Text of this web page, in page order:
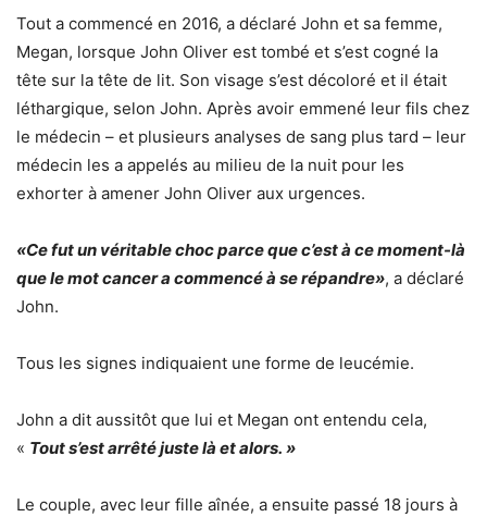
Tout a commencé en 2016, a déclaré John et sa femme,
Megan, lorsque John Oliver est tombé et s’est cogné la
tête sur la tête de lit. Son visage s’est décoloré et il était
léthargique, selon John. Après avoir emmené leur fils chez
le médecin – et plusieurs analyses de sang plus tard – leur
médecin les a appelés au milieu de la nuit pour les
exhorter à amener John Oliver aux urgences.
«Ce fut un véritable choc parce que c’est à ce moment-là
que le mot cancer a commencé à se répandre», a déclaré
John.
Tous les signes indiquaient une forme de leucémie.
John a dit aussitôt que lui et Megan ont entendu cela,
« Tout s’est arrêté juste là et alors. »
Le couple, avec leur fille aînée, a ensuite passé 18 jours à